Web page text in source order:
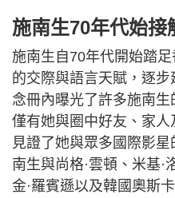
施南生70年代始
施南生自70年代開始踏
的交際與語言天賦，逐
念冊內曝光了許多施南
僅有她與圈中好友、家
見證了她與眾多國際影
南生與尚格·雲頓、米基·
金·羅賓遜以及韓國奧斯